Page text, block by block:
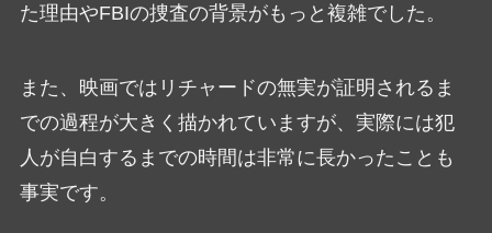
た理由やFBIの捜査の背景がもっと複雑でした。
また、映画ではリチャードの無実が証明されるま
での過程が大きく描かれていますが、実際には犯
人が自白するまでの時間は非常に長かったことも
事実です。